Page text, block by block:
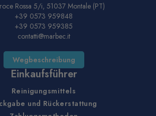
Rossa 5/i, 51037 Montale (PT)
+39 0573 959848
+39 0573 959385
contatti@marbec.it
Wegbeschreibung
Einkaufsführer
Reinigungsmittels
und Rückerstattung